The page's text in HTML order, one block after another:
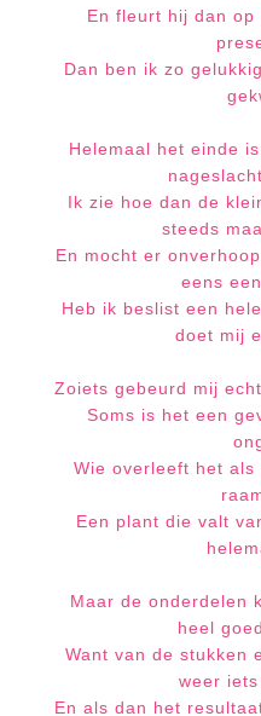
En fleurt hij dan op
Dan ben ik zo
Helemaal het einde
Ik zie hoe dan de
steeds
En mocht er
eens
Heb ik beslist een
doet mij
Zoiets gebeurd mij
Soms is het een
Wie overleeft het
Een plant die valt
Maar de onderdelen
heel
Want van de stukken
weer iets
En als dan het